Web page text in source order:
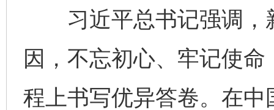
习近平总书记强调，
因，不忘初心、牢记使
程上书写优异答卷。在